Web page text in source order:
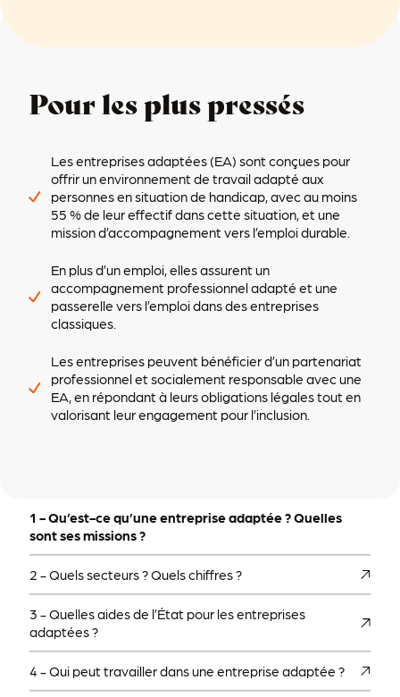
Pour les plus pressés
Les entreprises adaptées (EA) sont conçues pour
offrir un environnement de travail adapté aux
personnes en situation de handicap, avec au moins
55 % de leur effectif dans cette situation, et une
mission d’accompagnement vers l’emploi durable.
En plus d’un emploi, elles assurent un
accompagnement professionnel adapté et une
passerelle vers l’emploi dans des entreprises
classiques.
Les entreprises peuvent bénéficier d’un partenariat
professionnel et socialement responsable avec une
EA, en répondant à leurs obligations légales tout en
valorisant leur engagement pour l’inclusion.
1 -Qu’est-ce qu’une entreprise adaptée ? Quelles
sont ses missions ?
2 -Quels secteurs ? Quels chiffres ?
3 -Quelles aides de l’État pour les entreprises
adaptées ?
4 -Qui peut travailler dans une entreprise adaptée ?